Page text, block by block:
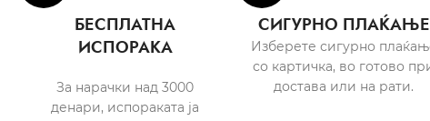
БЕСПЛАТНА
ИСПОРАКА
За нарачки над 3000
денари, испораката ја
СИГУРНО ПЛАЌАЊЕ
Изберете сигурно
со картичка, во готово
достава или на рати.